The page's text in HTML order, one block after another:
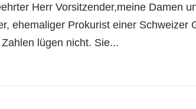
Herr Vorsitzender,meine Damen
ehemaliger Prokurist einer Schweizer
lügen nicht. Sie...